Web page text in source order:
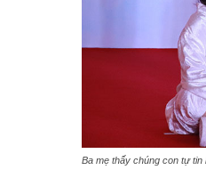
Ba mẹ thấy chúng con tự tin